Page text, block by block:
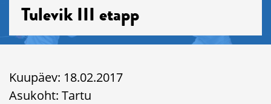
Tulevik III etapp
Kuupäev: 18.02.2017
Asukoht: Tartu